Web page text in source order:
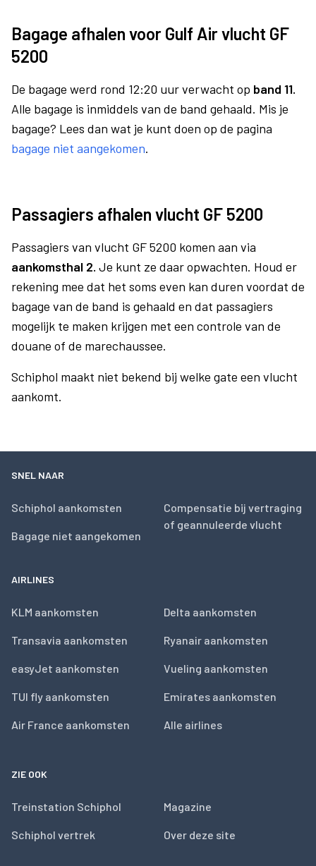
Bagage afhalen voor Gulf Air vlucht GF
5200
De bagage werd rond 12:20 uur verwacht op band 11.
Alle bagage is inmiddels van de band gehaald. Mis je
bagage? Lees dan wat je kunt doen op de pagina
bagage niet aangekomen.
Passagiers afhalen vlucht GF 5200
Passagiers van vlucht GF 5200 komen aan via
aankomsthal 2. Je kunt ze daar opwachten. Houd er
rekening mee dat het soms even kan duren voordat de
bagage van de band is gehaald en dat passagiers
mogelijk te maken krijgen met een controle van de
douane of de marechaussee.
Schiphol maakt niet bekend bij welke gate een vlucht
aankomt.
SNEL NAAR
Schiphol aankomsten
Bagage niet aangekomen
Compensatie bij vertraging
of geannuleerde vlucht
AIRLINES
KLM aankomsten
Transavia aankomsten
easyJet aankomsten
TUI fly aankomsten
Air France aankomsten
Delta aankomsten
Ryanair aankomsten
Vueling aankomsten
Emirates aankomsten
Alle airlines
ZIE OOK
Treinstation Schiphol
Schiphol vertrek
Magazine
Over deze site